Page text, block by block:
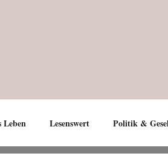
Leben Lesenswert Politik &